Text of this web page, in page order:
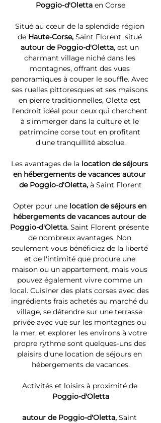
Poggio-d'Oletta en Corse
Situé au cœur de la splendide région
de Haute-Corse, Saint Florent, situé
autour de Poggio-d'Oletta, est un
charmant village niché dans les
montagnes, offrant des vues
panoramiques à couper le souffle. Avec
ses ruelles pittoresques et ses maisons
en pierre traditionnelles, Oletta est
l'endroit idéal pour ceux qui cherchent
à s'immerger dans la culture et le
patrimoine corse tout en profitant
d'une tranquillité absolue.
Les avantages de la location de séjours
en hébergements de vacances autour
de Poggio-d'Oletta, à Saint Florent
Opter pour une location de séjours en
hébergements de vacances autour de
Poggio-d'Oletta. Saint Florent présente
de nombreux avantages. Non
seulement vous bénéficiez de la liberté
et de l'intimité que procure une
maison ou un appartement, mais vous
pouvez également vivre comme un
local. Cuisiner des plats corses avec des
ingrédients frais achetés au marché du
village, se détendre sur une terrasse
privée avec vue sur les montagnes ou
la mer, et explorer les environs à votre
propre rythme sont quelques-uns des
plaisirs d'une location de séjours en
hébergements de vacances.
Activités et loisirs à proximité de
Poggio-d'Oletta
autour de Poggio-d'Oletta, Saint